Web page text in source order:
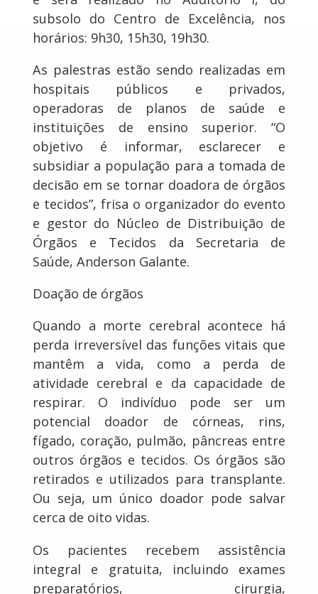
subsolo do Centro de Excelência, nos
horários: 9h30, 15h30, 19h30.
As palestras estão sendo realizadas em
hospitais públicos e privados,
operadoras de planos de saúde e
instituições de ensino superior. “O
objetivo é informar, esclarecer e
subsidiar a população para a tomada de
decisão em se tornar doadora de órgãos
e tecidos”, frisa o organizador do evento
e gestor do Núcleo de Distribuição de
Órgãos e Tecidos da Secretaria de
Saúde, Anderson Galante.
Doação de órgãos
Quando a morte cerebral acontece há
perda irreversível das funções vitais que
mantêm a vida, como a perda de
atividade cerebral e da capacidade de
respirar. O indivíduo pode ser um
potencial doador de córneas, rins,
fígado, coração, pulmão, pâncreas entre
outros órgãos e tecidos. Os órgãos são
retirados e utilizados para transplante.
Ou seja, um único doador pode salvar
cerca de oito vidas.
Os pacientes recebem assistência
integral e gratuita, incluindo exames
preparatórios, cirurgia,